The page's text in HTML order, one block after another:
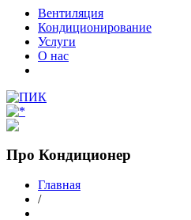
Вентиляция
Кондиционирование
Услуги
О нас
Про Кондиционер
Главная
/